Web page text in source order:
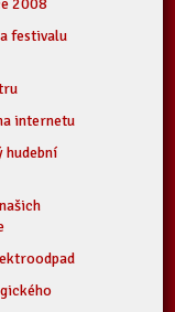
2008
festivalu
internetu
hudební